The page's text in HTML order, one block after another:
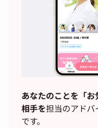
あなたのことを「
相手を担当のアドバ
です。